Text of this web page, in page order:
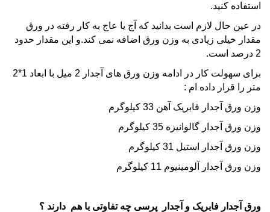
استفاده کنید.
در عین حال لازم است بدانید که آج یا عاج به کار رفته در ورق
مقدار خیلی زیادی به وزن ورق اضافه نمی کند.و این مقدار حدود
2 درصد است.
برای سهولت کار در ادامه وزن ورق های آجدار 2 میل با ابعاد 1*2
متر را قرار داده ام :
وزن ورق آجدار فابریک آهن 33 کیلوگرم
وزن ورق آجدار گالوانیزه 35 کیلوگرم
وزن ورق آجدار استیل 31 کیلوگرم
وزن ورق آجدار آلومینیوم 11 کیلوگرم
ورق آجدار فابریک و آجدار پرسی چه تفاوتی با هم دارند ؟